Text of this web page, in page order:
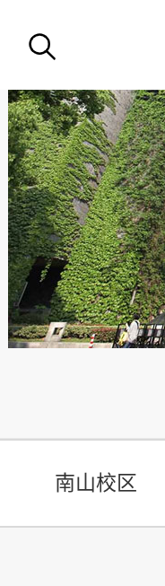
南山校区